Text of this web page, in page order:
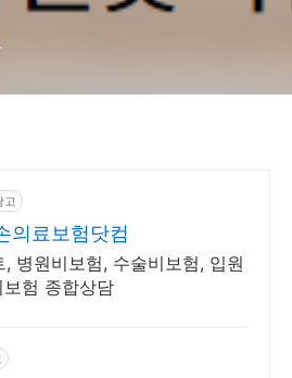
고
의료보험닷컴
병원비보험, 수술비보험, 입원
험 종합상담